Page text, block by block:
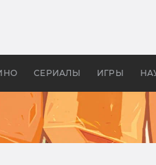
СЕРИАЛЫ ИГРЫ
бы